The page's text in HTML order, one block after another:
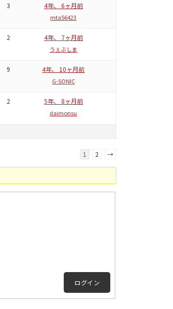
3 4年、 6ヶ月前
mta56423
2 4年、 7ヶ月前
うぇぶしま
9 4年、 10ヶ月前
G-SONIC
2 5年、 8ヶ月前
daimonsu
1 2 →
ログイン